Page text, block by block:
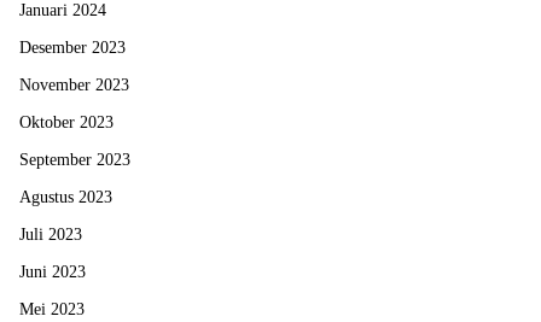
Januari 2024
Desember 2023
November 2023
Oktober 2023
September 2023
Agustus 2023
Juli 2023
Juni 2023
Mei 2023